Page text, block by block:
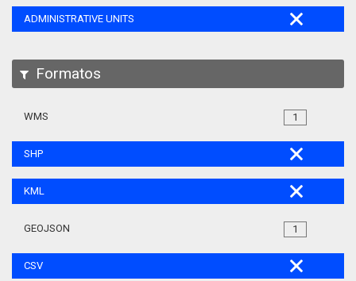
ADMINISTRATIVE UNITS
Formatos
1
WMS
SHP
KML
1
GEOJSON
CSV